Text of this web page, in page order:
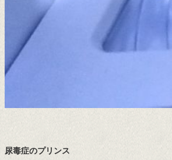
尿毒症のプリンス